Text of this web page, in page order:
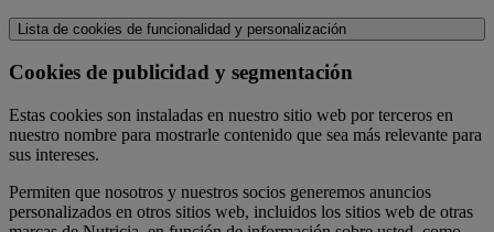
Lista de cookies de funcionalidad y personalización
Cookies de publicidad y segmentación
Estas cookies son instaladas en nuestro sitio web por terceros en
nuestro nombre para mostrarle contenido que sea más relevante para
sus intereses.
Permiten que nosotros y nuestros socios generemos anuncios
personalizados en otros sitios web, incluidos los sitios web de otras